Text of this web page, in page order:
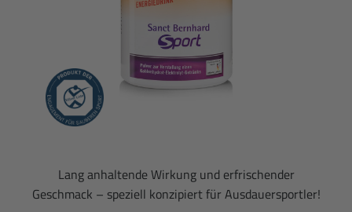
Lang anhaltende Wirkung und erfrischender
Geschmack – speziell konzipiert für Ausdauersportler!